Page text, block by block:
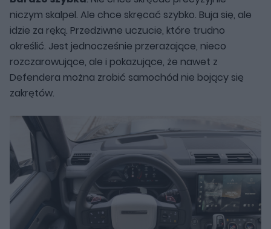
niczym skalpel. Ale chce skręcać szybko. Buja się, ale
idzie za ręką. Przedziwne uczucie, które trudno
określić. Jest jednocześnie przerażające, nieco
rozczarowujące, ale i pokazujące, że nawet z
Defendera można zrobić samochód nie bojący się
zakrętów.